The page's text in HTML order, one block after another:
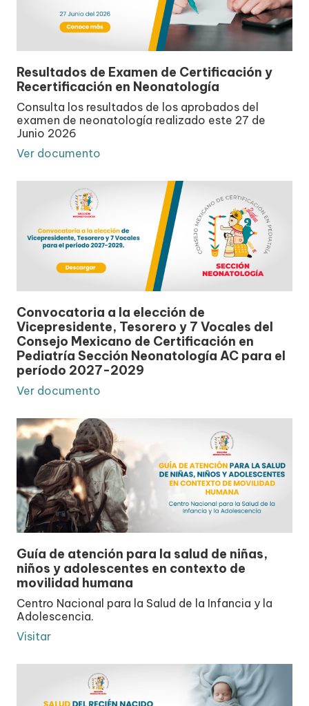
Resultados de Examen de Certificación y
Recertificación en Neonatología
Consulta los resultados de los aprobados del
examen de neonatología realizado este 27 de
Junio 2026
Ver documento
Convocatoria a la elección de
Vicepresidente, Tesorero y 7 Vocales del
Consejo Mexicano de Certificación en
Pediatría Sección Neonatología AC para el
período 2027-2029
Ver documento
Guía de atención para la salud de niñas,
niños y adolescentes en contexto de
movilidad humana
Centro Nacional para la Salud de la Infancia y la
Adolescencia.
Visitar